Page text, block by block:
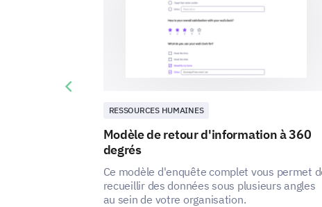
RESSOURCES HUMAINES
Modèle de retour d'information à 360
degrés
Ce modèle d'enquête complet vous permet
recueillir des données sous plusieurs angles
au sein de votre organisation.
Previous slide